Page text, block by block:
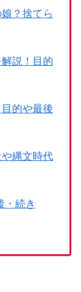
？捨てら
説！目的
的や最後
縄文時代
・続き